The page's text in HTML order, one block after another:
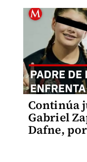
Continúa
Gabriel
Dafne,